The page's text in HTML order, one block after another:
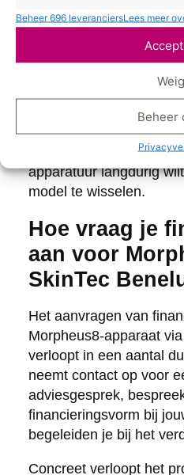
Beheer 696 leveranciersLees meer
Beheer
maken het
te stellen en te
Direct kopen heeft als
rente betaalt en direct
Dit is met name
voldoende eigen
apparatuur langdurig
model te wisselen.
Hoe vraag je
aan voor
SkinTec
Het aanvragen van
Morpheus8-apparaat
verloopt in een aantal
neemt contact op voor
adviesgesprek,
financieringsvorm bij
begeleiden je bij het
Concreet verloopt het